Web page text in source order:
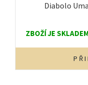
Diabolo
ZBOŽÍ JE